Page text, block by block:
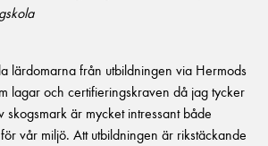
lärdomarna från utbildningen via Hermods
lagar och certifieringskraven då jag tycker
skogsmark är mycket intressant både
vår miljö. Att utbildningen är rikstäckande